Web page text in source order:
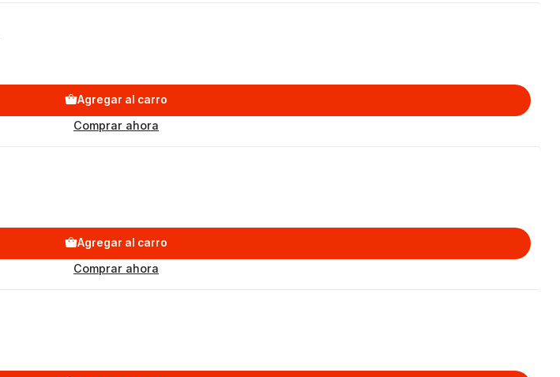
Agregar al carro
Comprar ahora
Agregar al carro
Comprar ahora